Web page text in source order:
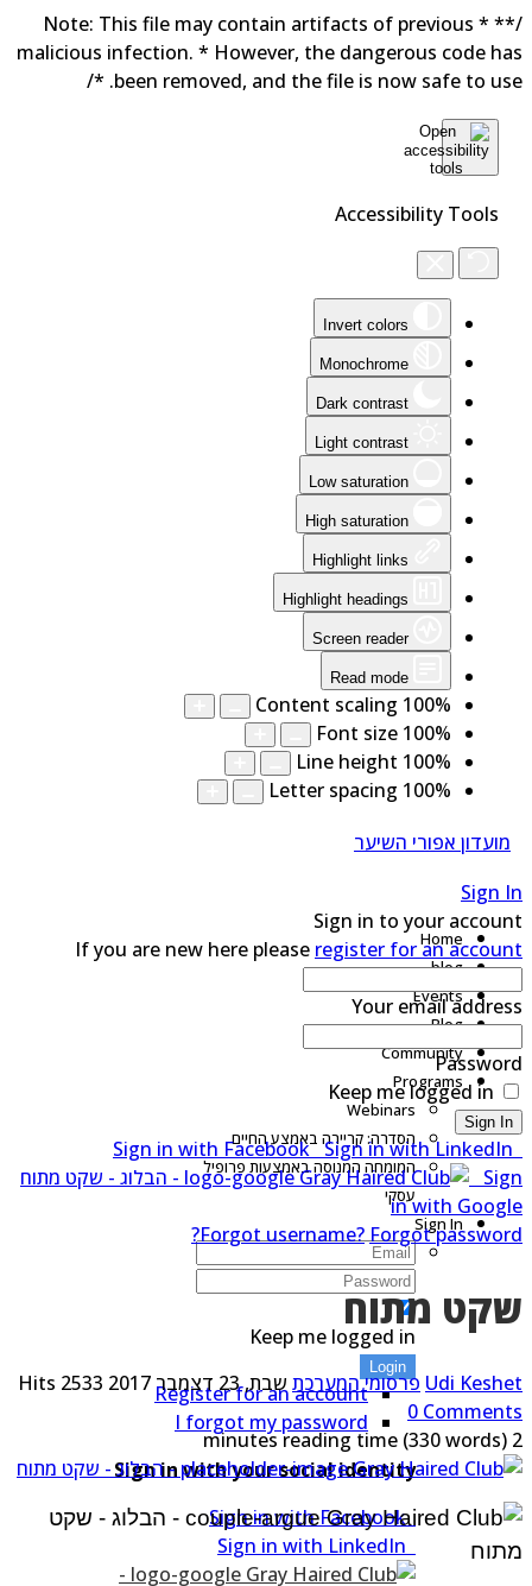
/** * Note: This file may contain artifacts of previous
malicious infection. * However, the dangerous code
been removed, and the file is now safe to use.
Accessibility Tools
Invert colors
Monochrome
Dark contrast
Light contrast
Low saturation
High saturation
Highlight links
Highlight headings
Screen reader
Read mode
Content scaling 100 %
Font size 100 %
Line height 100 %
Letter spacing 100 %
מועדון אפורי השיער
Home
blog
Events
Blog
Community
Programs
Webinars
הסדרה: קריירה באמצע החיים
המומחה המנוסה באמצעות פרופיל
עסקי
Sign In
Keep me logged in
Login
Register for an account
I forgot my password
Sign in with your social identity
Sign in with Facebook
Sign
Sign in to your
If you are new here pleaseregister for an
Your email
Keep me logged in
Sign
Sign in with
in with
Forgot username?Forgot
מתוח
Udiפרסומי המערכת שבת, 23 דצמבר 2017
2533 Hits
0
(330 words)